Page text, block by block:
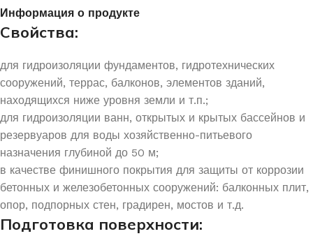
Информация о продукте
Свойства:
для гидроизоляции фундаментов, гидротехнических
сооружений, террас, балконов, элементов зданий,
находящихся ниже уровня земли и т.п.;
для гидроизоляции ванн, открытых и крытых бассейнов и
резервуаров для воды хозяйственно-питьевого
назначения глубиной до 50 м;
в качестве финишного покрытия для защиты от коррозии
бетонных и железобетонных сооружений: балконных плит,
опор, подпорных стен, градирен, мостов и т.д.
Подготовка поверхности: